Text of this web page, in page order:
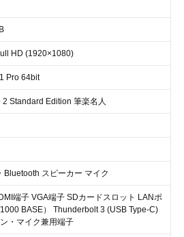
HD (1920×1080)
Pro 64bit
2 Standard Edition 筆楽名人
Bluetooth スピーカー マイク
端子 VGA端子 SDカードスロット LANポ
BASE） Thunderbolt 3 (USB Type-C)
・マイク兼用端子